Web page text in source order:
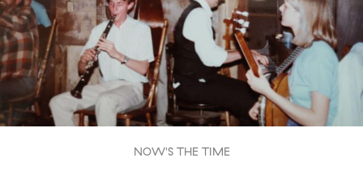
NOW'S THE TIME